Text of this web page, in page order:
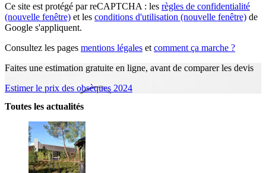
Ce site est protégé par reCAPTCHA : les règles de confidentialité
(nouvelle fenêtre) et les conditions d'utilisation (nouvelle fenêtre) de
Google s'appliquent.
Consultez les pages mentions légales et comment ça marche ?
Faites une estimation gratuite en ligne, avant de comparer les devis
Estimer le prix des obsèques 2024
Toutes les actualités